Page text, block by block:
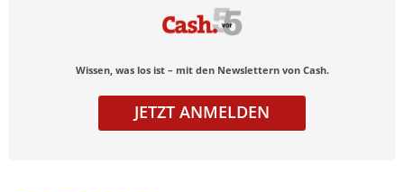
Wissen, was los ist – mit den Newslettern von Cash.
JETZT ANMELDEN